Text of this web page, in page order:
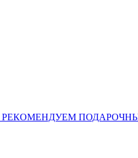
РЕКОМЕНДУЕМ